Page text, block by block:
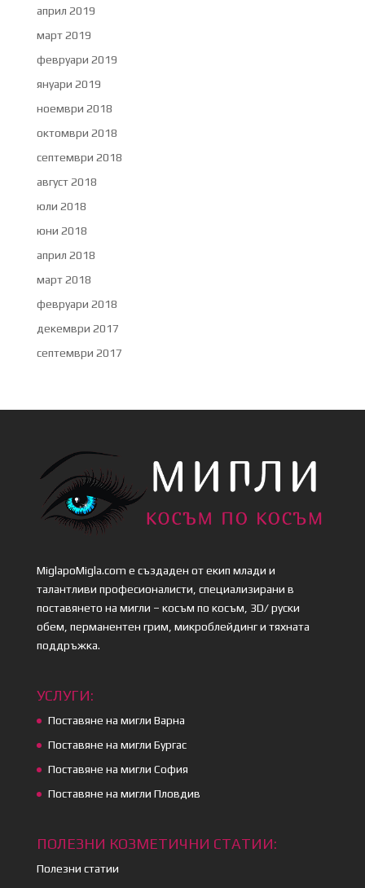
април 2019
март 2019
февруари 2019
януари 2019
ноември 2018
октомври 2018
септември 2018
август 2018
юли 2018
юни 2018
април 2018
март 2018
февруари 2018
декември 2017
септември 2017
MiglapoMigla.com е създаден от екип млади и
талантливи професионалисти, специализирани в
поставянето на мигли – косъм по косъм, 3D/ руски
обем, перманентен грим, микроблейдинг и тяхната
поддръжка.
УСЛУГИ:
Поставяне на мигли Варна
Поставяне на мигли Бургас
Поставяне на мигли София
Поставяне на мигли Пловдив
ПОЛЕЗНИ КОЗМЕТИЧНИ СТАТИИ:
Полезни статии